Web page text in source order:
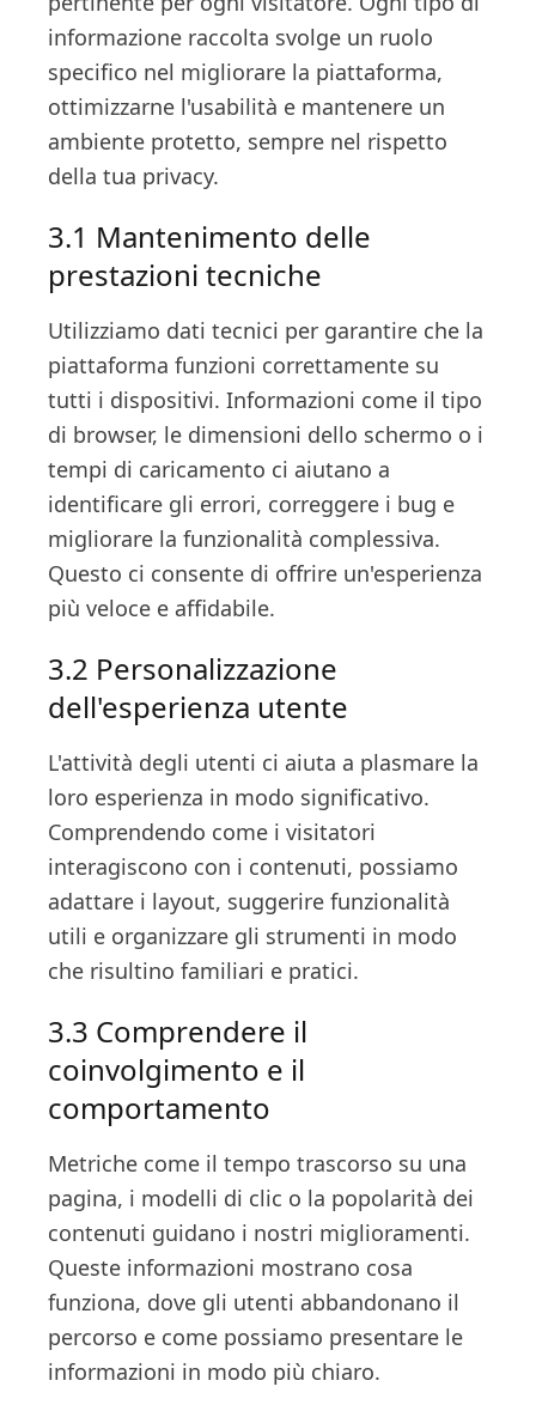
informazione raccolta svolge un ruolo
specifico nel migliorare la piattaforma,
ottimizzarne l'usabilità e mantenere un
ambiente protetto, sempre nel rispetto
della tua privacy.
3.1 Mantenimento delle
prestazioni tecniche
Utilizziamo dati tecnici per garantire che la
piattaforma funzioni correttamente su
tutti i dispositivi. Informazioni come il tipo
di browser, le dimensioni dello schermo o i
tempi di caricamento ci aiutano a
identificare gli errori, correggere i bug e
migliorare la funzionalità complessiva.
Questo ci consente di offrire un'esperienza
più veloce e affidabile.
3.2 Personalizzazione
dell'esperienza utente
L'attività degli utenti ci aiuta a plasmare la
loro esperienza in modo significativo.
Comprendendo come i visitatori
interagiscono con i contenuti, possiamo
adattare i layout, suggerire funzionalità
utili e organizzare gli strumenti in modo
che risultino familiari e pratici.
3.3 Comprendere il
coinvolgimento e il
comportamento
Metriche come il tempo trascorso su una
pagina, i modelli di clic o la popolarità dei
contenuti guidano i nostri miglioramenti.
Queste informazioni mostrano cosa
funziona, dove gli utenti abbandonano il
percorso e come possiamo presentare le
informazioni in modo più chiaro.